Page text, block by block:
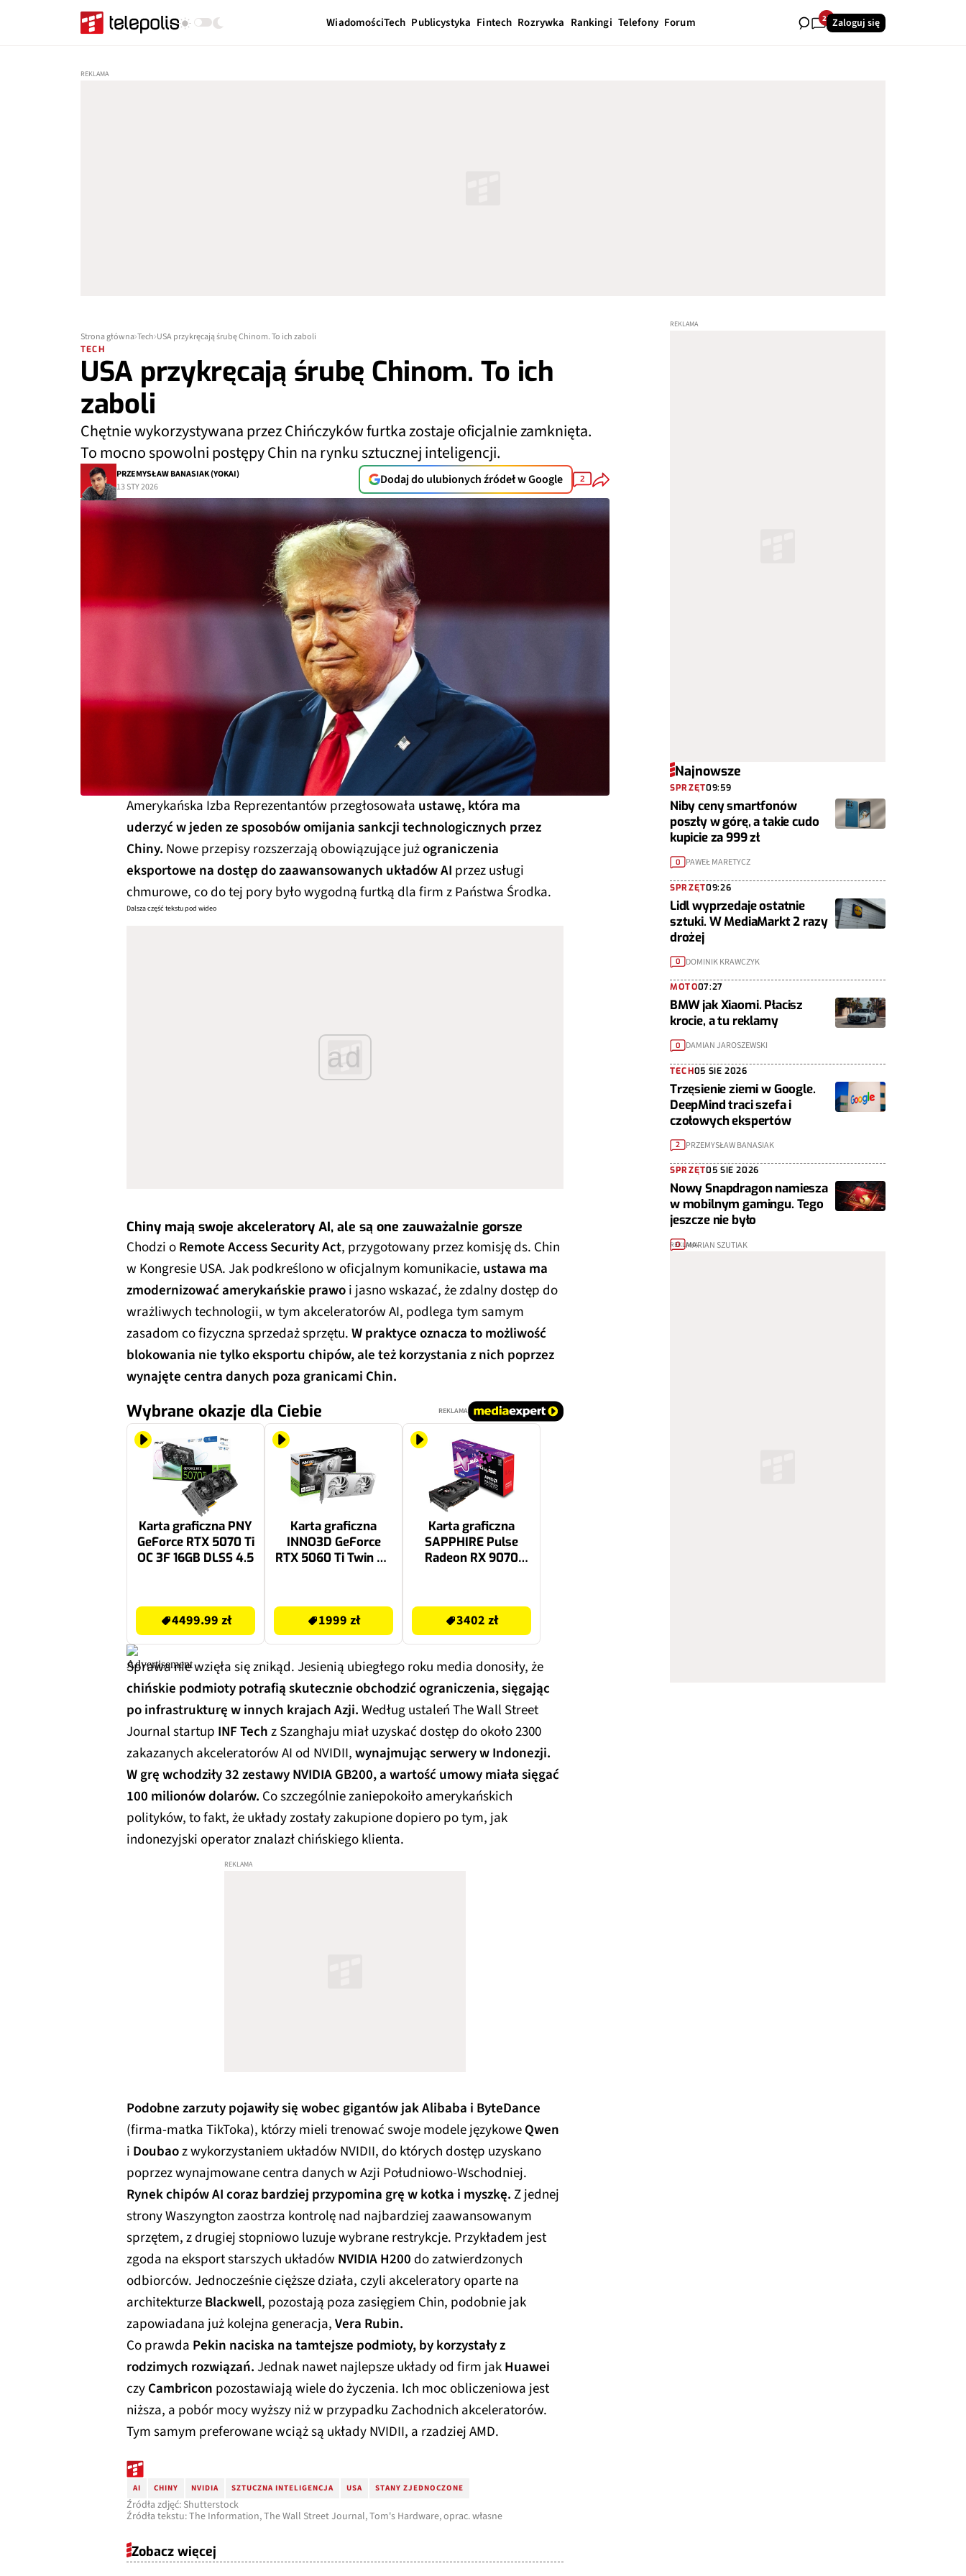
WiadomościTech Publicystyka Fintech Rozrywka Rankingi Telefony Forum 23Zaloguj się
Strona główna Tech USA przykręcają śrubę Chinom. To ich zaboli
TECH
USA przykręcają śrubę Chinom. To ich
zaboli
Chętnie wykorzystywana przez Chińczyków furtka zostaje oficjalnie zamknięta.
To mocno spowolni postępy Chin na rynku sztucznej inteligencji.
PRZEMYSŁAW BANASIAK (YOKAI)
13 STY 2026
Dodaj do ulubionych źródeł w Google 2
Amerykańska Izba Reprezentantów przegłosowała ustawę, która ma
uderzyć w jeden ze sposobów omijania sankcji technologicznych przez
Chiny. Nowe przepisy rozszerzają obowiązujące jużograniczenia
eksportowe na dostęp do zaawansowanych układów AI przez usługi
chmurowe, co do tej pory było wygodną furtką dla firm z Państwa Środka.
Dalsza część tekstu pod wideo
ad
Chiny mają swoje akceleratory AI, ale są one zauważalnie gorsze
Chodzi oRemote Access Security Act, przygotowany przez komisję ds. Chin
w Kongresie USA. Jak podkreślono w oficjalnym komunikacie, ustawa ma
zmodernizować amerykańskie prawoi jasno wskazać, że zdalny dostęp do
wrażliwych technologii, w tym akceleratorów AI, podlega tym samym
zasadom co fizyczna sprzedaż sprzętu.W praktyce oznacza to możliwość
blokowania nie tylko eksportu chipów, ale też korzystania z nich poprzez
wynajęte centra danych poza granicami Chin.
Wybrane okazje dla Ciebie REKLAMA
Karta graficzna PNY
GeForce RTX 5070 Ti
OC 3F 16GB DLSS 4.5
4499.99 zł
Karta graficzna
INNO3D GeForce
RTX 5060 Ti Twin X2
1999 zł
Karta graficzna
SAPPHIRE Pulse
Radeon RX 9070
3402 zł
Sprawa nie wzięła się znikąd. Jesienią ubiegłego roku media donosiły, że
chińskie podmioty potrafią skutecznie obchodzić ograniczenia, sięgając
po infrastrukturę w innych krajach Azji.Według ustaleń The Wall Street
Journal startup INF Techz Szanghaju miał uzyskać dostęp do około 2300
zakazanych akceleratorów AI od NVIDII,wynajmując serwery w Indonezji.
W grę wchodziły 32 zestawy NVIDIA GB200, a wartość umowy miała sięgać
100 milionów dolarów. Co szczególnie zaniepokoiło amerykańskich
polityków, to fakt, że układy zostały zakupione dopiero po tym, jak
indonezyjski operator znalazł chińskiego klienta.
Podobne zarzuty pojawiły się wobec gigantów jak Alibaba i ByteDance
(firma-matka TikToka), którzy mieli trenować swoje modele językoweQwen
i Doubaoz wykorzystaniem układów NVIDII, do których dostęp uzyskano
poprzez wynajmowane centra danych w Azji Południowo-Wschodniej.
Rynek chipów AI coraz bardziej przypomina grę w kotka i myszkę.Z jednej
strony Waszyngton zaostrza kontrolę nad najbardziej zaawansowanym
sprzętem, z drugiej stopniowo luzuje wybrane restrykcje. Przykładem jest
zgoda na eksport starszych układów NVIDIA H200 do zatwierdzonych
odbiorców. Jednocześnie cięższe działa, czyli akceleratory oparte na
architekturzeBlackwell, pozostają poza zasięgiem Chin, podobnie jak
zapowiadana już kolejna generacja,Vera Rubin.
Co prawda Pekin naciska na tamtejsze podmioty, by korzystały z
rodzimych rozwiązań.Jednak nawet najlepsze układy od firm jakHuawei
czyCambricon pozostawiają wiele do życzenia. Ich moc obliczeniowa jest
niższa, a pobór mocy wyższy niż w przypadku Zachodnich akceleratorów.
Tym samym preferowane wciąż są układy NVIDII, a rzadziej AMD.
AI CHINY NVIDIA SZTUCZNA INTELIGENCJA USA STANY ZJEDNOCZONE
Źródła zdjęć: Shutterstock
Źródła tekstu: The Information, The Wall Street Journal, Tom's Hardware, oprac. własne
Zobacz więcej
Najnowsze
SPRZĘT09:59
Niby ceny smartfonów
poszły w górę, a takie cudo
kupicie za 999 zł
0 PAWEŁ MARETYCZ
SPRZĘT09:26
Lidl wyprzedaje ostatnie
sztuki. W MediaMarkt 2 razy
drożej
0 DOMINIK KRAWCZYK
MOTO07:27
BMW jak Xiaomi. Płacisz
krocie, a tu reklamy
0 DAMIAN JAROSZEWSKI
TECH05 SIE 2026
Trzęsienie ziemi w Google.
DeepMind traci szefa i
czołowych ekspertów
2 PRZEMYSŁAW BANASIAK
SPRZĘT05 SIE 2026
Nowy Snapdragon namiesza
w mobilnym gamingu. Tego
jeszcze nie było
0 MARIAN SZUTIAK